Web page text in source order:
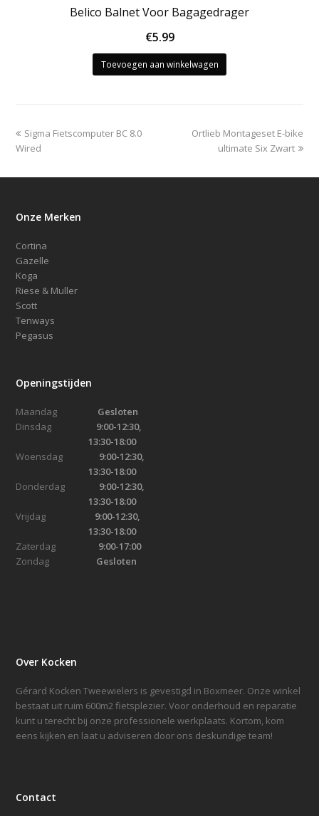
Belico Balnet Voor Bagagedrager
€5.99
Toevoegen aan winkelwagen
previous
post:
Sigma Fietscomputer BC 8.0
Wired
next
Ortlieb Montageset E-bike
ultimate Six Zwart
Onze Merken
Cortina
Gazelle
Koga
Riese & Muller
Scott
Tenways
Pegasus
Openingstijden
Maandag Gesloten
Dinsdag 9:00-12:30,
13:30-18:00
Woensdag
9:00-12:30,
13:30-18:00
Donderdag 9:00-12:30,
13:30-18:00
Vrijdag 9:00-12:30,
13:30-18:00
Zaterdag 9:00-17:00
Zondag Gesloten
Over Kocken
Gérard Kocken Tweewielers is gevestigd in Boxmeer. Onze winkel
bestaat uit ruim 600m2 fietsplezier. Voor onderhoud en reparatie
kunt u terecht bij onze professionele werkplaats. Kortom, kom
eens kijken en laat u adviseren door ons deskundige team!
Contact